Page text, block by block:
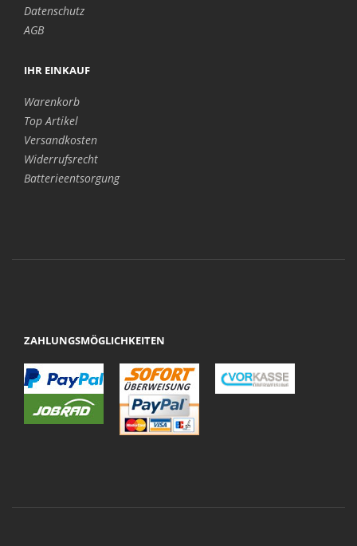
Datenschutz
AGB
IHR EINKAUF
Warenkorb
Top Artikel
Versandkosten
Widerrufsrecht
Batterieentsorgung
ZAHLUNGSMÖGLICHKEITEN